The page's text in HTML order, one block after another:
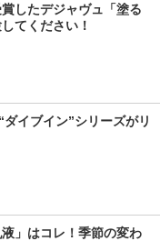
したデジャヴュ「塗る
てください！
イブイン”シリーズがリ
」はコレ！季節の変わ